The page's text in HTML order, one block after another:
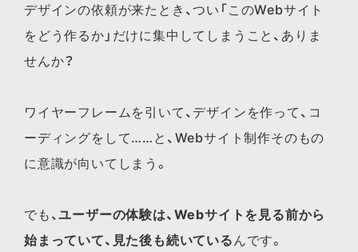
デザインの依頼が来たとき、つい「このWebサイト
をどう作るか」だけに集中してしまうこと、ありま
せんか？
ワイヤーフレームを引いて、デザインを作って、コ
ーディングをして……と、Webサイト制作そのもの
に意識が向いてしまう。
でも、ユーザーの体験は、Webサイトを見る前から
始まっていて、見た後も続いている んです。